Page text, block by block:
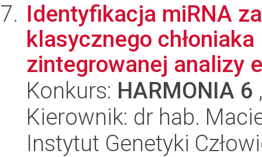
Identyfikacja miRNA
klasycznego
zintegrowanej analizy
Konkurs: HARMONIA 6
Kierownik: dr hab.
Instytut Genetyki